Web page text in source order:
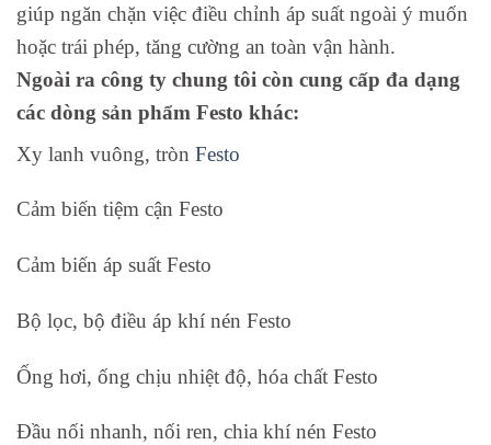
giúp ngăn chặn việc điều chỉnh áp suất ngoài ý muốn
hoặc trái phép, tăng cường an toàn vận hành.
Ngoài ra công ty chung tôi còn cung cấp đa dạng
các dòng sản phẩm Festo khác:
Xy lanh vuông, tròn Festo
Cảm biến tiệm cận Festo
Cảm biến áp suất Festo
Bộ lọc, bộ điều áp khí nén Festo
Ống hơi, ống chịu nhiệt độ, hóa chất Festo
Đầu nối nhanh, nối ren, chia khí nén Festo